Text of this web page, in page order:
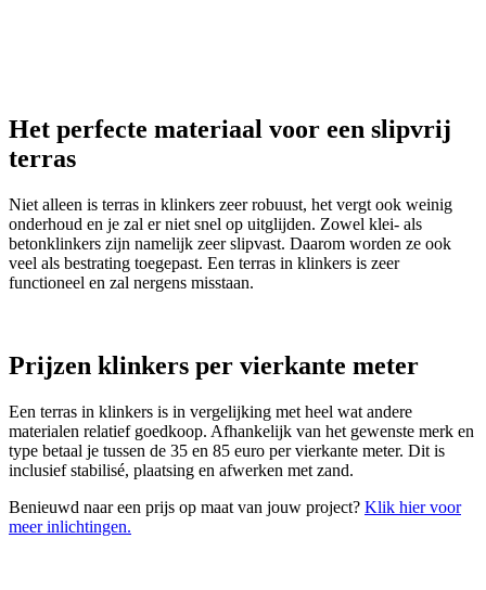
Het perfecte materiaal voor een slipvrij
terras
Niet alleen is terras in klinkers zeer robuust, het vergt ook weinig
onderhoud en je zal er niet snel op uitglijden. Zowel klei- als
betonklinkers zijn namelijk zeer slipvast. Daarom worden ze ook
veel als bestrating toegepast. Een terras in klinkers is zeer
functioneel en zal nergens misstaan.
Prijzen klinkers per vierkante meter
Een terras in klinkers is in vergelijking met heel wat andere
materialen relatief goedkoop. Afhankelijk van het gewenste merk en
type betaal je tussen de 35 en 85 euro per vierkante meter. Dit is
inclusief stabilisé, plaatsing en afwerken met zand.
Benieuwd naar een prijs op maat van jouw project? Klik hier voor
meer inlichtingen.